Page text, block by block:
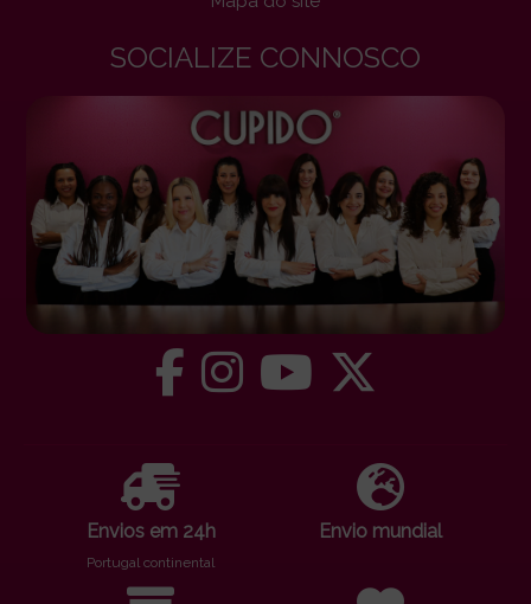
SOCIALIZE CONNOSCO
Envios em 24h
Portugal continental
Envio mundial